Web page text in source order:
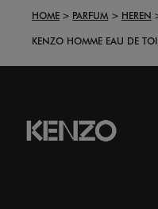
HOME PARFUM HEREN
KENZO HOMME EAU DE